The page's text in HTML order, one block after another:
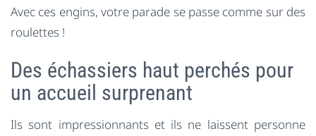
Avec ces engins, votre parade se passe comme sur des
roulettes !
Des échassiers haut perchés pour
un accueil surprenant
Ils sont impressionnants et ils ne laissent personne